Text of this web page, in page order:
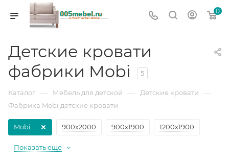
0
Детские кровати
фабрики Mobi
5
Каталог — Мебель для детской — Детские кровати —
Фабрика Mobi детские кровати
900х2000 900х1900 1200х1900
Mobi
Показать еще